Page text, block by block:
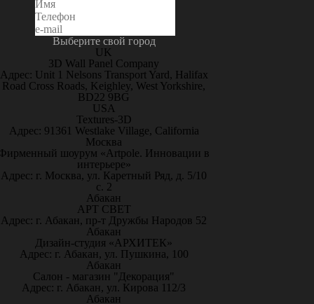
Выберите свой город
UK
3D Wall Panel Company
Адрес: Unit 1 Nelsons Transport Yard, Halifax
Road Cross Roads, Keighley, West Yorkshire,
BD22 9BG
USA
Textures-3D
Адрес: 91361 Westlake Village, California
Москва
шоурум «Artpole. Инновации в
интерьере»
Адрес: г. Москва, ул. Каретный Ряд, д. 5/10
с. 2
Абакан
АРТ СВЕТ
Адрес: г. Абакан, пр-т Дружбы Народов 52
Абакан
Дизайн-студия «АРХИТЕК»
Адрес: г. Абакан, ул. Пушкина, 100
Абакан
Салон - магазин "Декорация"
Адрес: г. Абакан, ул. Кирова 112/3
Абакан